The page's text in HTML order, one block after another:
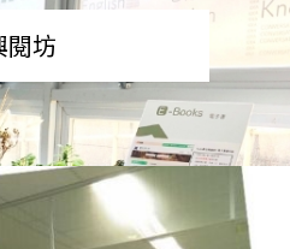
閱坊